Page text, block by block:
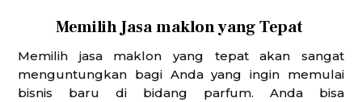
Memilih Jasa maklon yang Tepat
Memilih jasa maklon yang tepat akan sangat
menguntungkan bagi Anda yang ingin memulai
bisnis baru di bidang parfum. Anda bisa